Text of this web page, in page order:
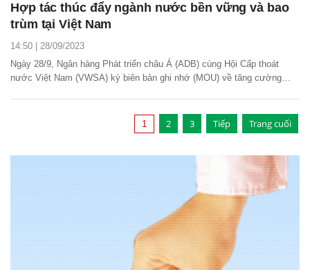
Hợp tác thúc đẩy ngành nước bền vững và bao
trùm tại Việt Nam
14:50 | 28/09/2023
Ngày 28/9, Ngân hàng Phát triển châu Á (ADB) cùng Hội Cấp thoát
nước Việt Nam (VWSA) ký biên bản ghi nhớ (MOU) về tăng cường
1 2 3 Tiếp Trang cuối